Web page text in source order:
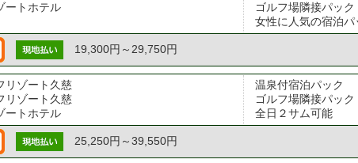
ートホテル
ゴルフ場隣接パック
女性に人気の宿泊パ
19,300円～29,750円
リゾート久慈
リゾート久慈
ートホテル
温泉付宿泊パック
ゴルフ場隣接パック
全日２サム可能
25,250円～39,550円